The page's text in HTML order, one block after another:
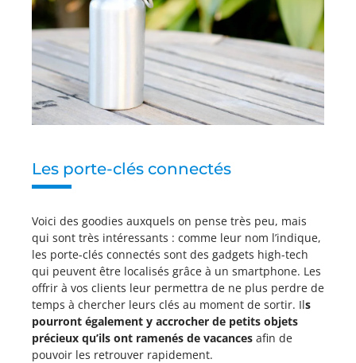
Les porte-clés connectés
Voici des goodies auxquels on pense très peu, mais
qui sont très intéressants : comme leur nom l’indique,
les porte-clés connectés sont des gadgets high-tech
qui peuvent être localisés grâce à un smartphone. Les
offrir à vos clients leur permettra de ne plus perdre de
temps à chercher leurs clés au moment de sortir. Ils
pourront également y accrocher de petits objets
précieux qu’ils ont ramenés de vacances afin de
pouvoir les retrouver rapidement.